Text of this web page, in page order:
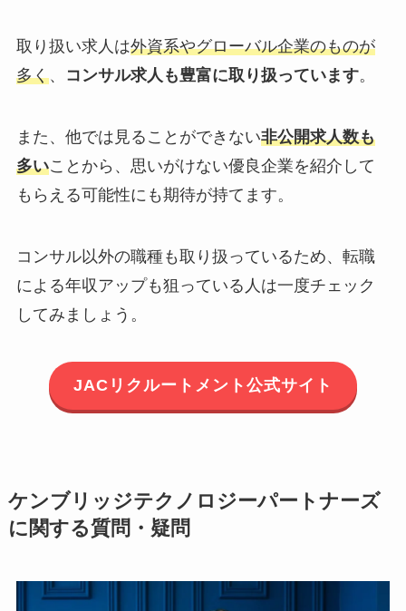
取り扱い求人は外資系やグローバル企業のものが
多く、 コンサル求人も豊富に取り扱っています。
また、他では見ることができない非公開求人数も
多いことから、思いがけない優良企業を紹介して
もらえる可能性にも期待が持てます。
コンサル以外の職種も取り扱っているため、転職
による年収アップも狙っている人は一度チェック
してみましょう。
JACリクルートメント公式サイト
ケンブリッジテクノロジーパートナーズ
に関する質問・疑問